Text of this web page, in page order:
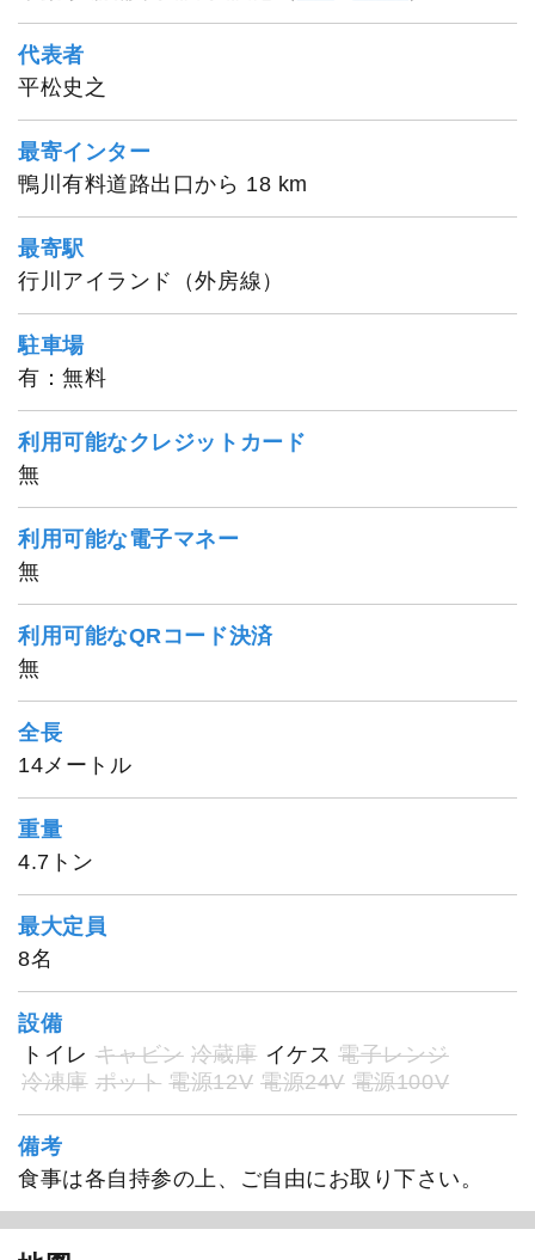
代表者
平松史之
最寄インター
鴨川有料道路出口から 18 km
最寄駅
行川アイランド（外房線）
駐車場
有：無料
利用可能なクレジットカード
無
利用可能な電子マネー
無
利用可能なQRコード決済
無
全長
14メートル
重量
4.7トン
最大定員
8名
設備
トイレ キャビン 冷蔵庫 イケス 電子レンジ
冷凍庫 ポット 電源12V 電源24V 電源100V
備考
食事は各自持参の上、ご自由にお取り下さい。
共盛丸
16